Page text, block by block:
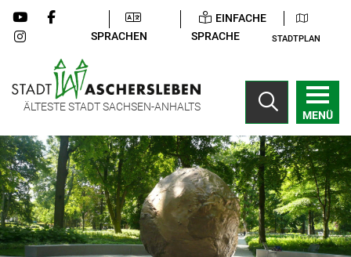
SPRACHEN
EINFACHE
SPRACHE
STADTPLAN
ÄLTESTE STADT SACHSEN-ANHALTS
MENÜ